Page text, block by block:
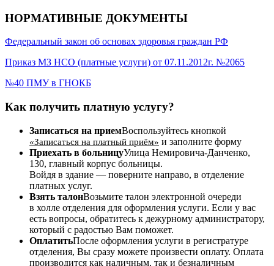
НОРМАТИВНЫЕ ДОКУМЕНТЫ
Федеральный закон об основах здоровья граждан РФ
Приказ МЗ НСО (платные услуги) от 07.11.2012г. №2065
№40 ПМУ в ГНОКБ
Как получить платную услугу?
Записаться на приемВоспользуйтесь кнопкой
«Записаться на платный приём» и заполните форму
Приехать в больницуУлица Немировича-Данченко,
130, главный корпус больницы.
Войдя в здание — поверните направо, в отделение
платных услуг.
Взять талонВозьмите талон электронной очереди
в холле отделения для оформления услуги. Если у вас
есть вопросы, обратитесь к дежурному администратору,
который с радостью Вам поможет.
ОплатитьПосле оформления услуги в регистратуре
отделения, Вы сразу можете произвести оплату. Оплата
производится как наличным, так и безналичным